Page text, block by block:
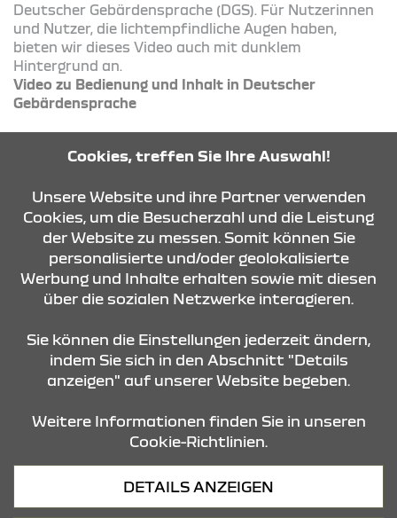
Deutscher Gebärdensprache (DGS). Für Nutzerinnen
und Nutzer, die lichtempfindliche Augen haben,
bieten wir dieses Video auch mit dunklem
Hintergrund an.
Video zu Bedienung und Inhalt in Deutscher
Gebärdensprache
ÖFFNUNGSZEITEN
Datenschutz
Cookies, treffen Sie Ihre Auswahl!
Unsere Website und ihre Partner verwenden
Cookies, um die Besucherzahl und die Leistung
der Website zu messen. Somit können Sie
personalisierte und/oder geolokalisierte
Werbung und Inhalte erhalten sowie mit diesen
über die sozialen Netzwerke interagieren.
Sie können die Einstellungen jederzeit ändern,
indem Sie sich in den Abschnitt "Details
anzeigen" auf unserer Website begeben.
Weitere Informationen finden Sie in unseren
Cookie-Richtlinien.
DETAILS ANZEIGEN